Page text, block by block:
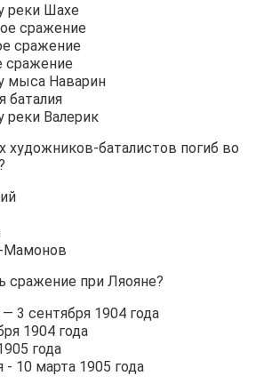
реки Шахе
сражение
сражение
сражение
мыса Наварин
баталия
реки Валерик
художников-баталистов погиб во
сражение при Ляояне?
— 3 сентября 1904 года
1904 года
года
- 10 марта 1905 года